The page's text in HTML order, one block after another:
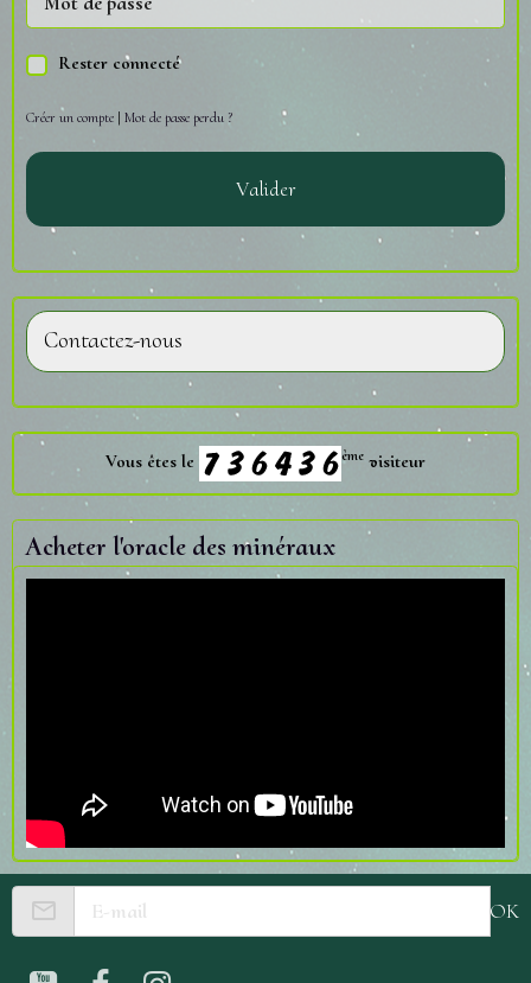
Rester connecté
Créer un compte | Mot de passe perdu ?
Valider
Contactez-nous
Vous êtes le ème visiteur
Acheter l'oracle des minéraux
OK